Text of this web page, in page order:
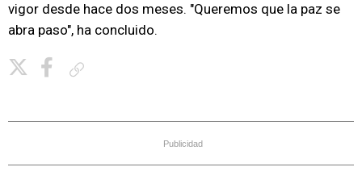
vigor desde hace dos meses. "Queremos que la paz se
abra paso", ha concluido.
Publicidad